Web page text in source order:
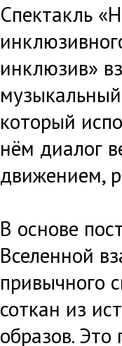
Спектакль
инклюзив»
который
нём диалог
движением,
В основе
Вселенной
привычного
соткан из
образов. Это